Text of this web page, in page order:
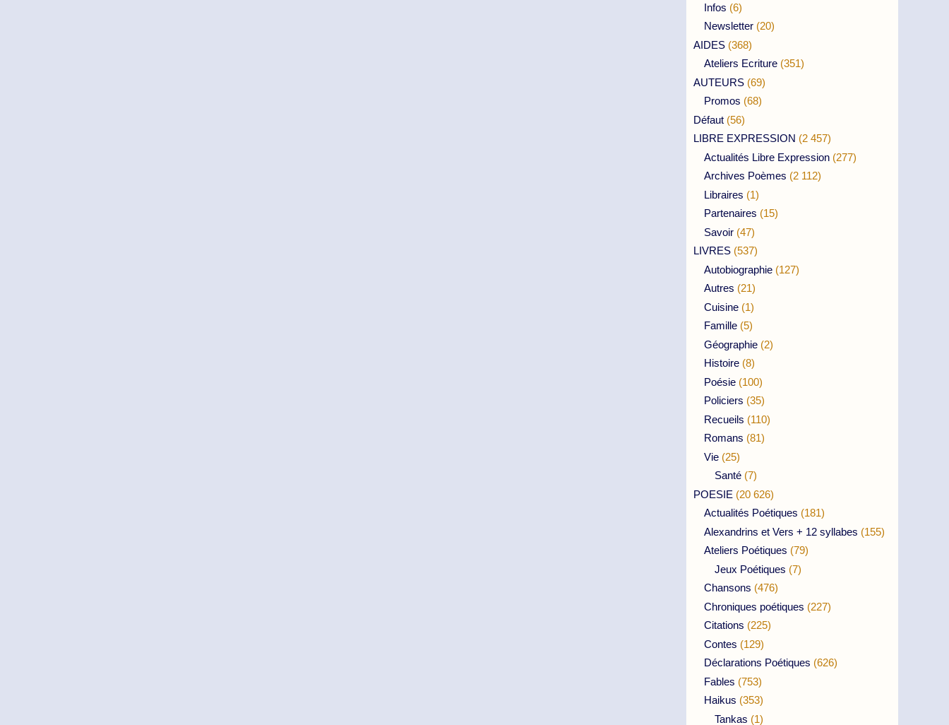
Infos (6)
Newsletter (20)
AIDES (368)
Ateliers Ecriture (351)
AUTEURS (69)
Promos (68)
Défaut (56)
LIBRE EXPRESSION (2 457)
Actualités Libre Expression (277)
Archives Poèmes (2 112)
Libraires (1)
Partenaires (15)
Savoir (47)
LIVRES (537)
Autobiographie (127)
Autres (21)
Cuisine (1)
Famille (5)
Géographie (2)
Histoire (8)
Poésie (100)
Policiers (35)
Recueils (110)
Romans (81)
Vie (25)
Santé (7)
POESIE (20 626)
Actualités Poétiques (181)
Alexandrins et Vers + 12 syllabes (155)
Ateliers Poétiques (79)
Jeux Poétiques (7)
Chansons (476)
Chroniques poétiques (227)
Citations (225)
Contes (129)
Déclarations Poétiques (626)
Fables (753)
Haikus (353)
Tankas (1)